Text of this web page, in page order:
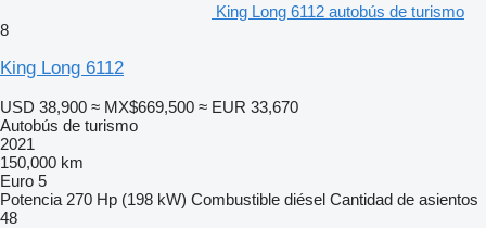
King Long 6112 autobús de turismo
8
King Long 6112
USD 38,900 ≈ MX$669,500 ≈ EUR 33,670
Autobús de turismo
2021
150,000 km
Euro 5
Potencia 270 Hp (198 kW) Combustible diésel Cantidad de asientos
48